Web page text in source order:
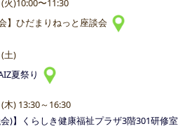
火)10:00〜11:30
】ひだまりねっと座談会
土)
夏祭り
木) 13:30～16:30
会)】くらしき健康福祉プラザ3階301研修室